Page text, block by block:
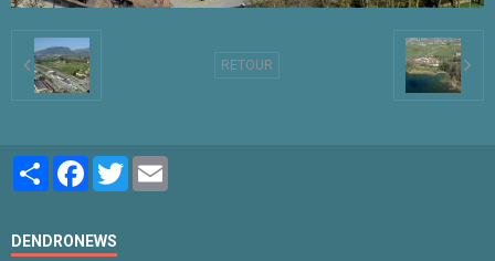
RETOUR
PartagerFacebookTwitter
DENDRONEWS